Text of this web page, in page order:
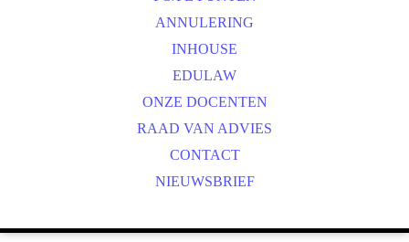
ANNULERING
INHOUSE
EDULAW
ONZE DOCENTEN
RAAD VAN ADVIES
CONTACT
NIEUWSBRIEF